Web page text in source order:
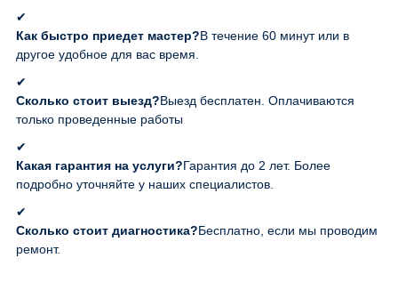
✔
Как быстро приедет мастер?В течение 60 минут или в
другое удобное для вас время.
✔
Сколько стоит выезд?Выезд бесплатен. Оплачиваются
только проведенные работы
✔
Какая гарантия на услуги?Гарантия до 2 лет. Более
подробно уточняйте у наших специалистов.
✔
Сколько стоит диагностика?Бесплатно, если мы проводим
ремонт.